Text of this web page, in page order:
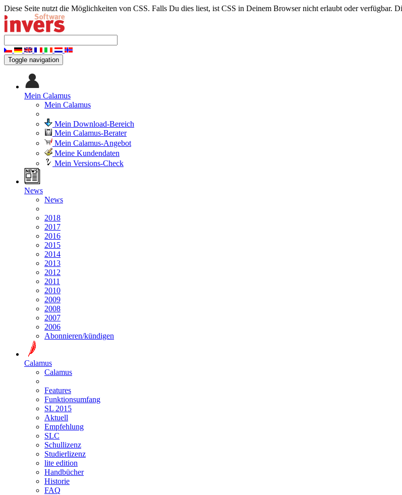
Diese Seite nutzt die Möglichkeiten von CSS. Falls Du dies liest, ist CSS in Deinem Browser nicht erlaubt oder verfügbar.
Toggle navigation
Mein Calamus
Mein Calamus
Mein Download-Bereich
Mein Calamus-Berater
Mein Calamus-Angebot
Meine Kundendaten
Mein Versions-Check
News
News
2018
2017
2016
2015
2014
2013
2012
2011
2010
2009
2008
2007
2006
Abonnieren/kündigen
Calamus
Calamus
Features
Funktionsumfang
SL 2015
Aktuell
Empfehlung
SLC
Schullizenz
Studierlizenz
lite edition
Handbücher
Historie
FAQ